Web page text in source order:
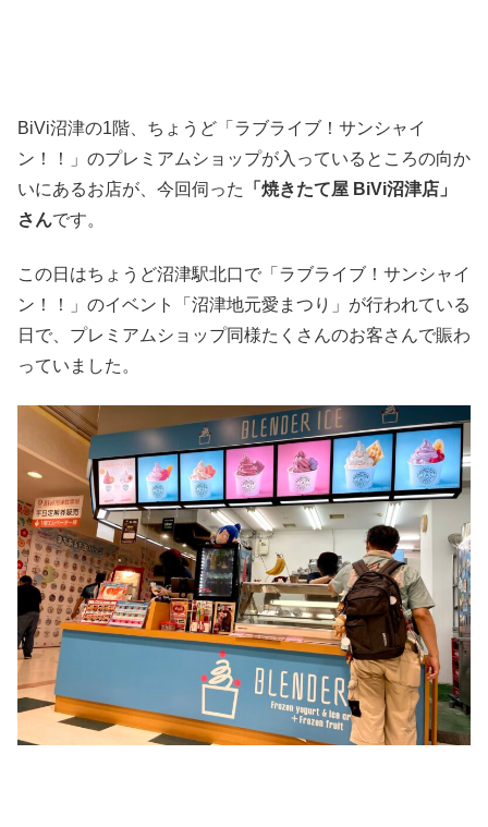
BiVi沼津の1階、ちょうど「ラブライブ！サンシャイ
ン！！」のプレミアムショップが入っているところの向か
いにあるお店が、今回伺った
「焼きたて屋 BiVi沼津店」
さんです。
この日はちょうど沼津駅北口で「ラブライブ！サンシャイ
ン！！」のイベント「沼津地元愛まつり」が行われている
日で、プレミアムショップ同様たくさんのお客さんで賑わ
っていました。